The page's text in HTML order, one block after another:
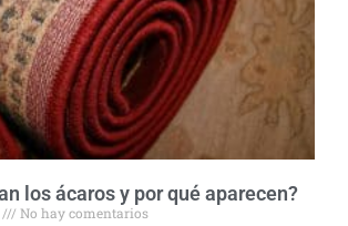
los ácaros y por qué aparecen?
No hay comentarios